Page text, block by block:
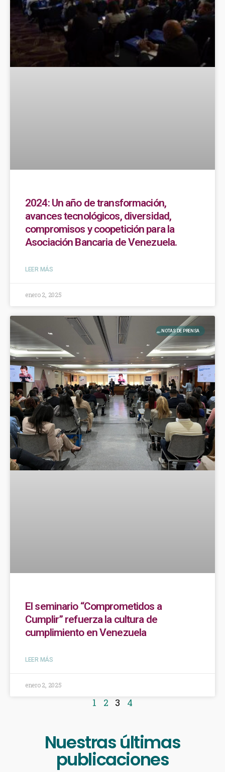
2024: Un año de transformación,
avances tecnológicos, diversidad,
compromisos y coopetición para la
Asociación Bancaria de Venezuela.
LEER MÁS
enero 2, 2025
NOTAS DE PRENSA
El seminario “Comprometidos a
Cumplir” refuerza la cultura de
cumplimiento en Venezuela
LEER MÁS
enero 2, 2025
1 2 3 4
Nuestras últimas
publicaciones